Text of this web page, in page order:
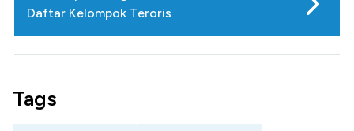
Daftar Kelompok Teroris
Tags